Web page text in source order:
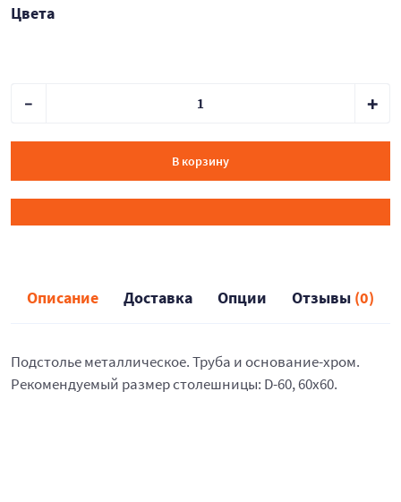
Цвета
В корзину
Описание Доставка Опции Отзывы (0)
Подстолье металлическое. Труба и основание-хром.
Рекомендуемый размер столешницы: D-60, 60х60.